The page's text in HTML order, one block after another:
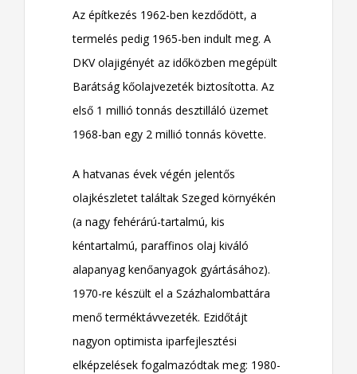
Az építkezés 1962-ben kezdődött, a
termelés pedig 1965-ben indult meg. A
DKV olajigényét az időközben megépült
Barátság kőolajvezeték biztosította. Az
első 1 millió tonnás desztilláló üzemet
1968-ban egy 2 millió tonnás követte.
A hatvanas évek végén jelentős
olajkészletet találtak Szeged környékén
(a nagy fehérárú-tartalmú, kis
kéntartalmú, paraffinos olaj kiváló
alapanyag kenőanyagok gyártásához).
1970-re készült el a Százhalombattára
menő terméktávvezeték. Ezidőtájt
nagyon optimista iparfejlesztési
elképzelések fogalmazódtak meg: 1980-